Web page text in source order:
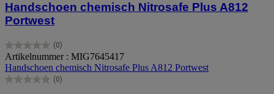
Handschoen chemisch Nitrosafe Plus A812
Portwest
(0)
0.0
van
de
5
Artikelnummer : MIG7645417
Handschoen chemisch Nitrosafe Plus A812 Portwest
(0)
0.0